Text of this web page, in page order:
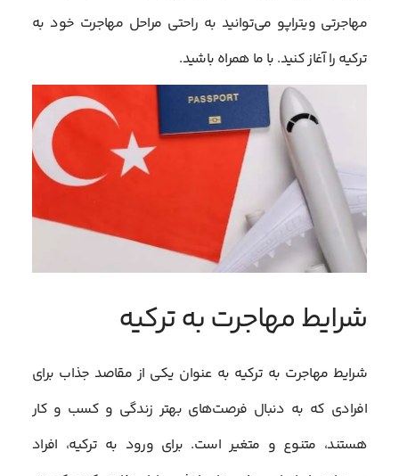
مهاجرتی ویتراپو می‌توانید به راحتی مراحل مهاجرت خود به
ترکیه را آغاز کنید. با ما همراه باشید.
شرایط مهاجرت به ترکیه
شرایط مهاجرت به ترکیه به عنوان یکی از مقاصد جذاب برای
افرادی که به دنبال فرصت‌های بهتر زندگی و کسب و کار
هستند، متنوع و متغیر است. برای ورود به ترکیه، افراد